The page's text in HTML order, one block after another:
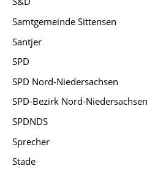
Samtgemeinde Sittensen
Santjer
SPD
SPD Nord-Niedersachsen
SPD-Bezirk Nord-Niedersachsen
SPDNDS
Sprecher
Stade